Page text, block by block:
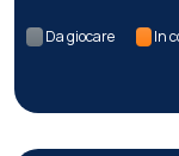
Da giocare In